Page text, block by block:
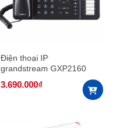
Điện thoại IP
grandstream GXP2160
3.690.000₫